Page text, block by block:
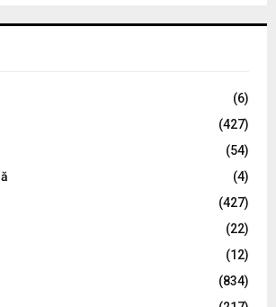
C
(6)
(427)
(54)
(4)
(427)
(22)
(12)
(834)